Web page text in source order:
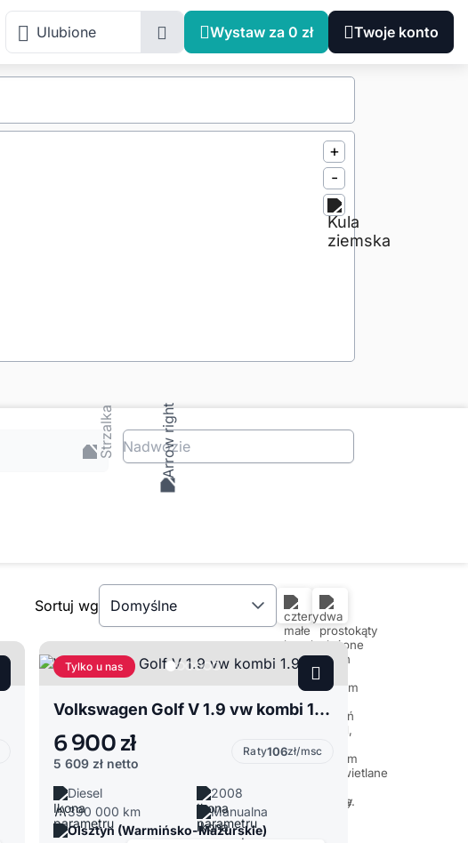
Ulubione Wystaw za 0 zł Twoje konto
+
-
Nadwozie
Sortuj wg Domyślne
Tylko u nas
Volkswagen Golf V 1.9 vw kombi 1.9TDI
6 900 zł
5 609 zł netto
Raty106zł/msc
Diesel
2008
390 000 km
Manualna
Olsztyn (Warmińsko-Mazurskie)